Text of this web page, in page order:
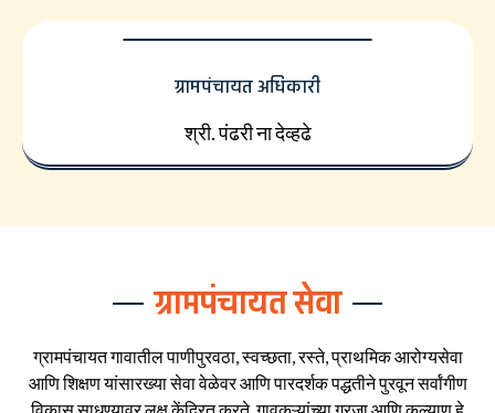
ग्रामपंचायत अधिकारी
श्री. पंढरी ना देव्हढे
ग्रामपंचायत सेवा
ग्रामपंचायत गावातील पाणीपुरवठा, स्वच्छता, रस्ते, प्राथमिक आरोग्यसेवा
आणि शिक्षण यांसारख्या सेवा वेळेवर आणि पारदर्शक पद्धतीने पुरवून सर्वांगीण